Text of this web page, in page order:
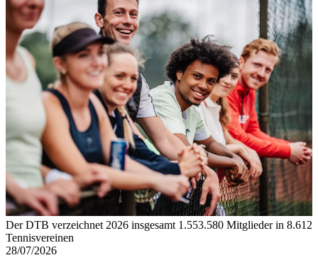
Der DTB verzeichnet 2026 insgesamt 1.553.580 Mitglieder in 8.612
Tennisvereinen
28/07/2026